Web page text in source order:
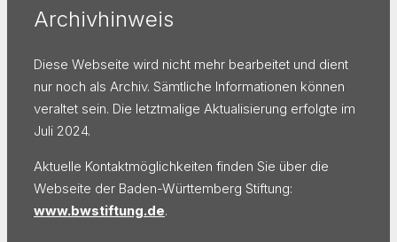
Archivhinweis
Diese Webseite wird nicht mehr bearbeitet und dient
nur noch als Archiv. Sämtliche Informationen können
veraltet sein. Die letztmalige Aktualisierung erfolgte im
Juli 2024.
Aktuelle Kontaktmöglichkeiten finden Sie über die
Webseite der Baden-Württemberg Stiftung:
www.bwstiftung.de.